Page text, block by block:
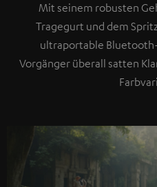
Mit seinem robusten
Tragegurt und dem
ultraportable
Vorgänger überall satten